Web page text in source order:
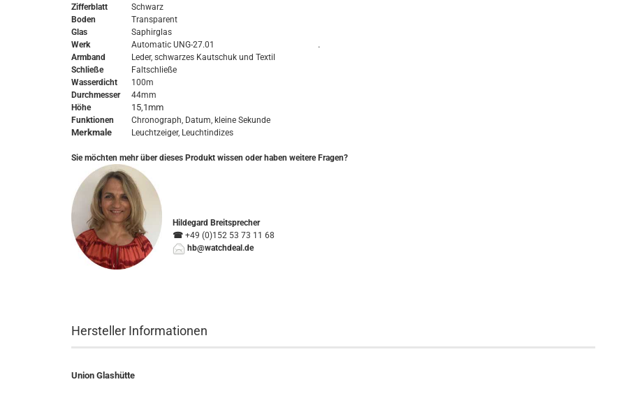
Zifferblatt
Schwarz
Boden
Transparent
Glas
Saphirglas
Werk
Automatic UNG-27.01 .
Armband
Leder, schwarzes Kautschuk und Textil
Schließe
Faltschließe
Wasserdicht
100m
Durchmesser
44mm
Höhe
15,1mm
Funktionen Chronograph, Datum, kleine Sekunde
Merkmale Leuchtzeiger, Leuchtindizes
Sie möchten mehr über dieses Produkt wissen oder haben weitere Fragen?
Hildegard Breitsprecher
☎ +49 (0)152 53 73 11 68
hb@watchdeal.de
Hersteller Informationen
Union Glashütte